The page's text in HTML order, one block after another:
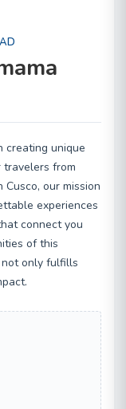
creating unique
travelers from
our mission
experiences
connect you
of this
only fulfills